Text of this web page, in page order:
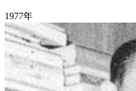
1977年